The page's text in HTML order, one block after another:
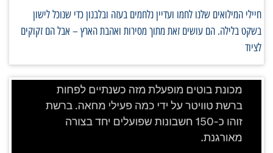
חיילי המילואים שלנו לחמו ועדיין נלחמים בעזה ובלבנון כדי שנוכל לישון
בשקט בלילה. הם עושים זאת מתוך מסירות ואהבת הארץ – אבל הם זקוקים
לציוד